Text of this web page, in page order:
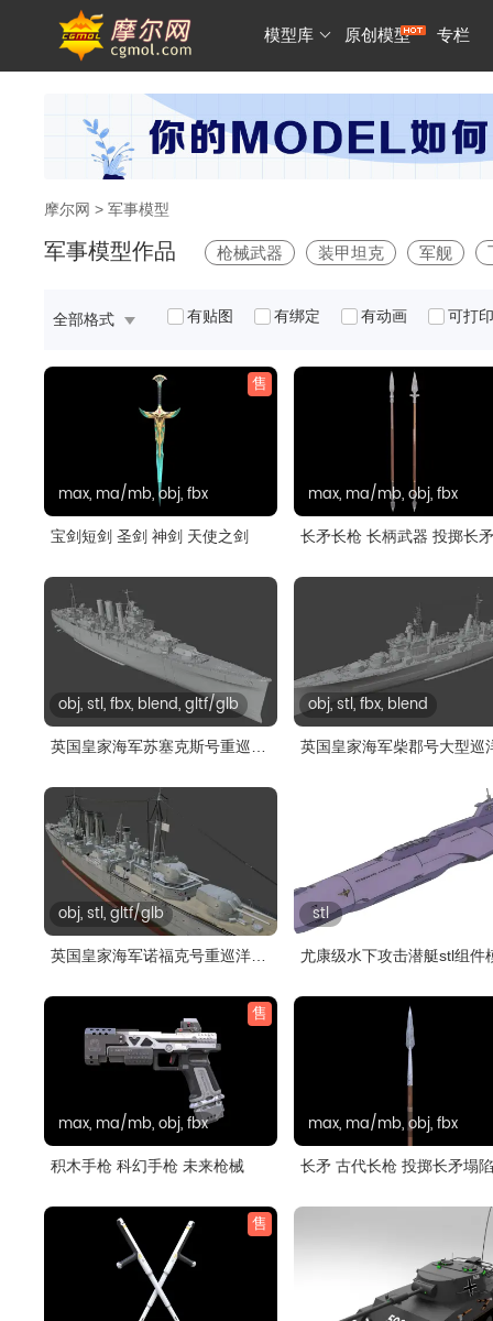
模型库 原创模型 专栏
摩尔网 > 军事模型
军事模型作品 枪械武器 装甲坦克 军舰
全部格式 有贴图 有绑定 有动画 可打印
售
max, ma/mb, obj, fbx
宝剑短剑 圣剑 神剑 天使之剑
max, ma/mb, obj, fbx
长矛长枪 长柄武器 投掷长矛
obj, stl, fbx, blend, gltf/glb
英国皇家海军苏塞克斯号重巡洋
obj, stl, fbx, blend
英国皇家海军柴郡号大型巡
obj, stl, gltf/glb
英国皇家海军诺福克号重巡洋舰
stl
尤康级水下攻击潜艇stl组件
售
max, ma/mb, obj, fbx
积木手枪 科幻手枪 未来枪械
max, ma/mb, obj, fbx
长矛 古代长枪 投掷长矛塌
售